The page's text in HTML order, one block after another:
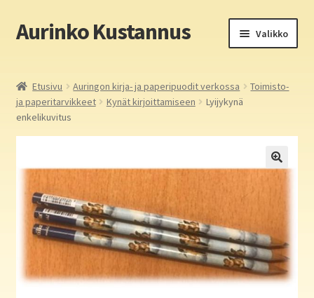
Siirry
navigointiin
Siirry
sisältöön
Aurinko Kustannus Valikko
Yritys
Yhteystiedot
Aurinko Kustannus: kirjat
tason
valikko
Auringon kirja- ja paperipuodit verkossa
tason
Etusivu Auringon kirja- ja paperipuodit verkossa
Toimisto-
ja paperitarvikkeet
Kynät kirjoittamiseen
Lyijykynä
enkelikuvitus